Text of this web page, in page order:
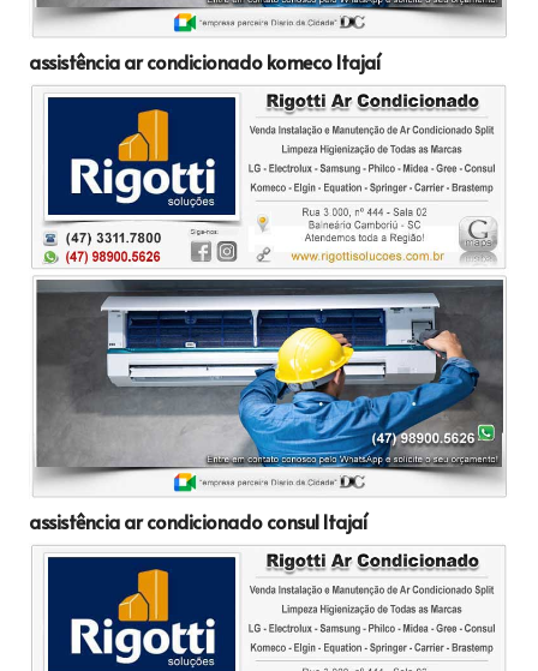
assistência ar condicionado komeco Itajaí
assistência ar condicionado consul Itajaí